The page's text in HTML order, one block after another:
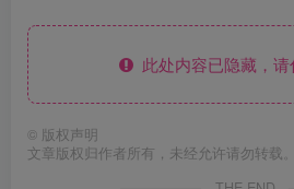
此处内容已隐藏，请
© 版权声明
文章版权归作者所有，未经允许请勿转载。